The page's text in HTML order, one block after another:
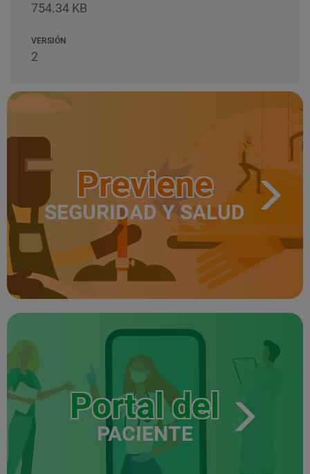
754.34 KB
VERSIÓN
2
Previene
SEGURIDAD Y SALUD
Portal del
PACIENTE